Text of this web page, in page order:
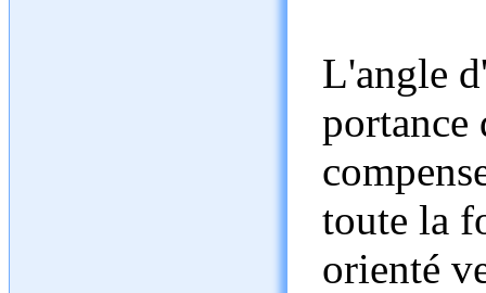
L'angle
portance
toute la
orienté